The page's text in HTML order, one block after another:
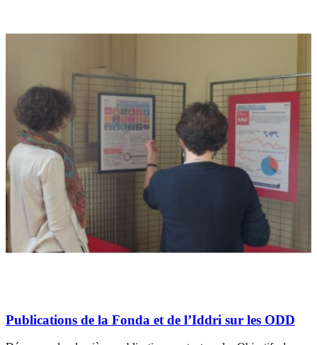
Publications de la Fonda et de l’Iddri sur les ODD